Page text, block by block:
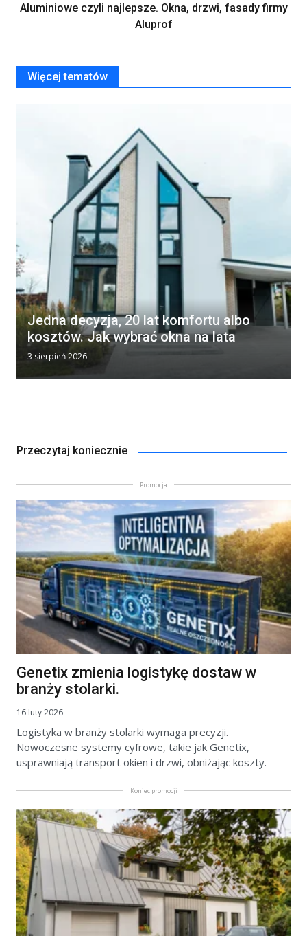
Aluminiowe czyli najlepsze. Okna, drzwi, fasady firmy
Aluprof
Więcej tematów
Jedna decyzja, 20 lat komfortu albo
kosztów. Jak wybrać okna na lata
3 sierpień 2026
Przeczytaj koniecznie
Promocja
Genetix zmienia logistykę dostaw w
branży stolarki.
16 luty 2026
Logistyka w branży stolarki wymaga precyzji.
Nowoczesne systemy cyfrowe, takie jak Genetix,
usprawniają transport okien i drzwi, obniżając koszty.
Koniec promocji